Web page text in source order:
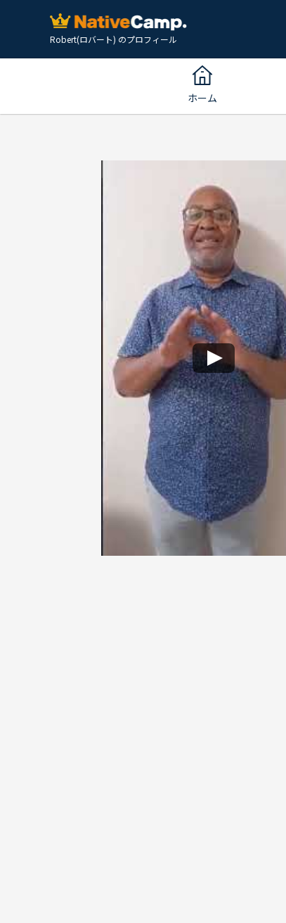
Robert(ロバート) のプロフィール
ホーム